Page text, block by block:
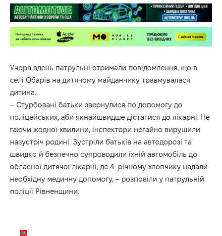
Учора вдень патрульні отримали повідомлення, що в
селі Обарів на дитячому майданчику травмувалася
дитина.
– Стурбовані батьки звернулися по допомогу до
поліцейських, аби якнайшвидше дістатися до лікарні. Не
гаючи жодної хвилини, інспектори негайно вирушили
назустріч родині. Зустріли батьків на автодорозі та
швидко й безпечно супроводили їхній автомобіль до
обласної дитячої лікарні, де 4-річному хлопчику надали
необхідну медичну допомогу, – розповіли у патрульній
поліції Рівненщини.